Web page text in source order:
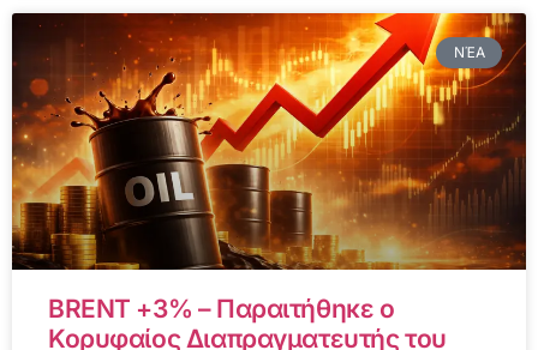
ΝΈΑ
BRENT +3% – Παραιτήθηκε ο
Κορυφαίος Διαπραγματευτής του